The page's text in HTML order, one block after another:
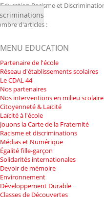
d'articles :
MENU EDUCATION
Partenaire de l'école
Réseau d'établissements scolaires
Le CDAL 44
Nos partenaires
Nos interventions en milieu scolaire
Citoyenneté & Laïcité
Laïcité à l'école
Jouons la Carte de la Fraternité
Racisme et discriminations
Médias et Numérique
Égalité fille-garçon
Solidarités internationales
Devoir de mémoire
Environnement
Développement Durable
Classes de Découvertes